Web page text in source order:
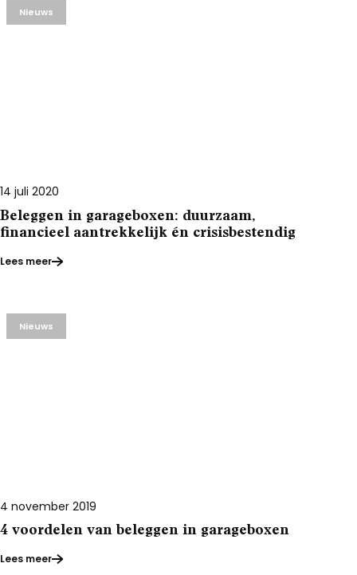
14 juli 2020
Beleggen in garageboxen: duurzaam,
financieel aantrekkelijk én crisisbestendig
Lees meer
Nieuws
4 november 2019
4 voordelen van beleggen in garageboxen
Lees meer
Nieuws